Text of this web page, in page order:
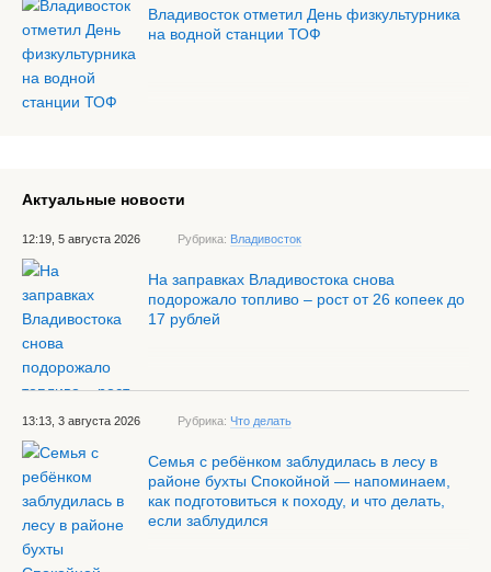
Владивосток отметил День физкультурника
на водной станции ТОФ
Актуальные новости
12:19, 5 августа 2026 Рубрика: Владивосток
На заправках Владивостока снова
подорожало топливо – рост от 26 копеек до
17 рублей
13:13, 3 августа 2026 Рубрика: Что делать
Семья с ребёнком заблудилась в лесу в
районе бухты Спокойной — напоминаем,
как подготовиться к походу, и что делать,
если заблудился